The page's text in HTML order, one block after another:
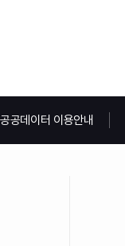
공공데이터 이용안내